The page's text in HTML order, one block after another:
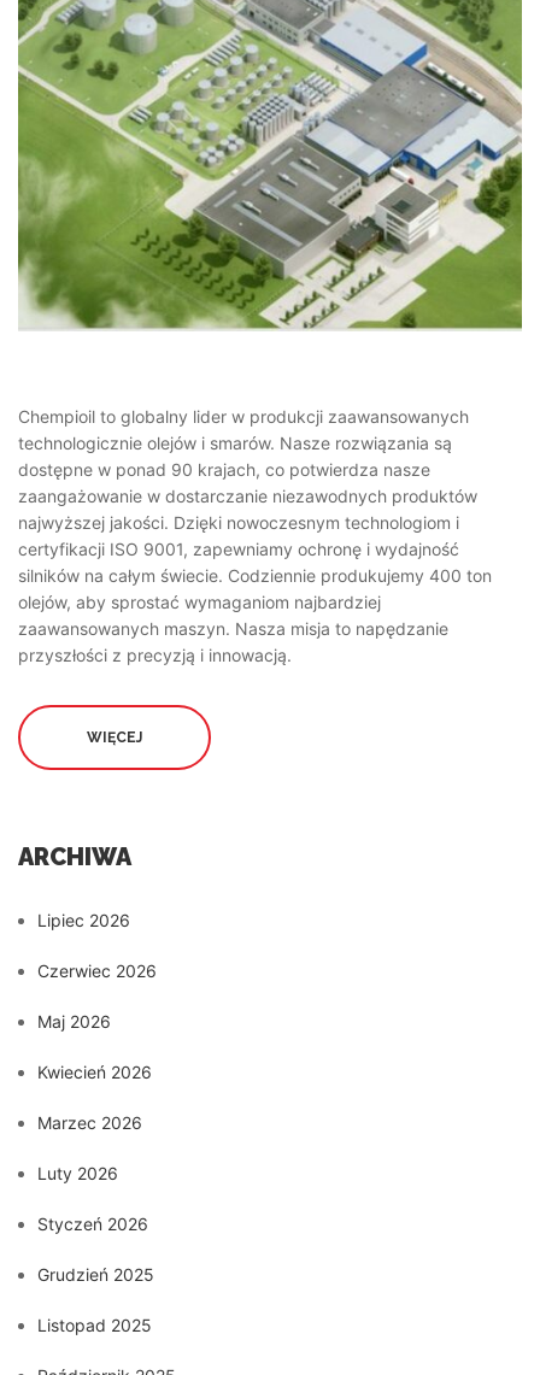
Chempioil to globalny lider w produkcji zaawansowanych
technologicznie olejów i smarów. Nasze rozwiązania są
dostępne w ponad 90 krajach, co potwierdza nasze
zaangażowanie w dostarczanie niezawodnych produktów
najwyższej jakości. Dzięki nowoczesnym technologiom i
certyfikacji ISO 9001, zapewniamy ochronę i wydajność
silników na całym świecie. Codziennie produkujemy 400 ton
olejów, aby sprostać wymaganiom najbardziej
zaawansowanych maszyn. Nasza misja to napędzanie
przyszłości z precyzją i innowacją.
WIĘCEJ
ARCHIWA
Lipiec 2026
Czerwiec 2026
Maj 2026
Kwiecień 2026
Marzec 2026
Luty 2026
Styczeń 2026
Grudzień 2025
Listopad 2025